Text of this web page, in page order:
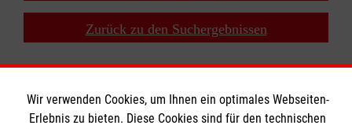
Zurück zu den Suchergebnissen
Wir verwenden Cookies, um Ihnen ein optimales Webseiten-
Erlebnis zu bieten. Diese Cookies sind für den technischen